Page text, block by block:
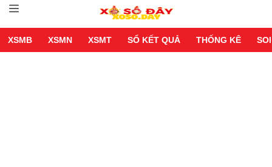
XSMB XSMN XSMT SỔ KẾT QUẢ THỐNG KÊ